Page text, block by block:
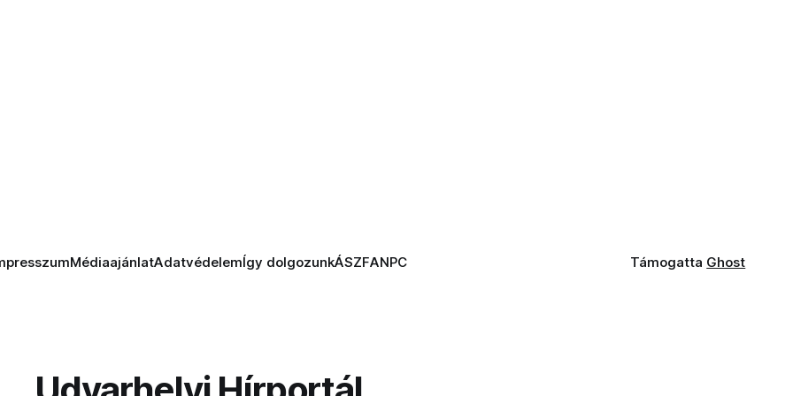
MédiaajánlatAdatvédelemÍgy dolgozunkÁSZFANPC Támogatta Ghost